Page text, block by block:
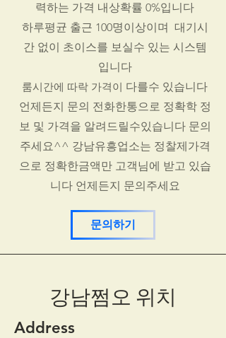
력하는 가격 내상확률 0%입니다
하루평균 출근 100명이상이며 대기시
간 없이 초이스를 보실수 있는 시스템
입니다
룸시간에 따락 가격이 다를수 있습니다
언제든지 문의 전화한통으로 정확학 정
보 및 가격을 알려드릴수있습니다 문의
주세요^^ 강남유흥업소는 정찰제가격
으로 정확한금액만 고객님에 받고 있습
니다 언제든지 문의주세요
문의하기
강남쩜오 위치
Address